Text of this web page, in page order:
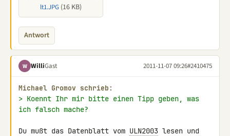
lt1.JPG (16 KB)
Antwort
W WilliGast 2011-11-07 09:26#2410475
Michael Gromov schrieb:
> Koennt Ihr mir bitte einen Tipp geben, was
ich falsch mache?
Du mußt das Datenblatt vom ULN2003 lesen und